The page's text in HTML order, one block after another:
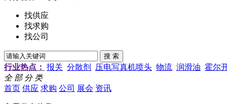
找供应
找求购
找公司
行业热点： 报关 分散剂 压电写真机喷头 物流 润滑油 霍尔
全 部 分 类
首页 供应 求购 公司 展会 资讯